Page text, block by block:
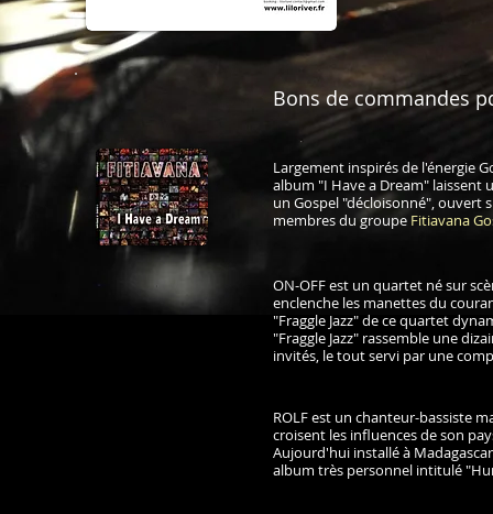
Bons de commandes
Largement inspirés de l'énergie
album "I Have a Dream"
un Gospel "décloisonné", ouvert
membres du groupe Fitiavana
ON-OFF est un quartet né sur
enclenche les manettes du
"Fraggle Jazz" de ce quartet
"Fraggle Jazz" rassemble une
invités, le tout servi par une
ROLF est un chanteur-bassiste
croisent les influences de son
Aujourd'hui installé à
album très personnel intitulé